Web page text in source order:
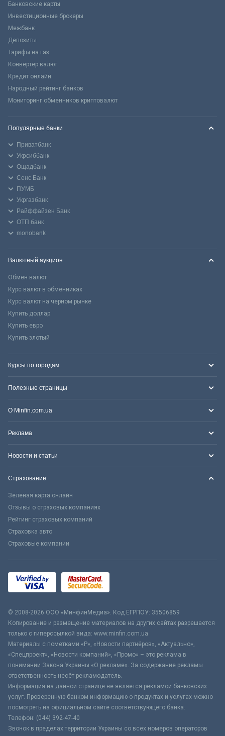
Банковские карты
Инвестиционные брокеры
Межбанк
Депозиты
Тарифы на газ
Конвертер валют
Кредит онлайн
Народный рейтинг банков
Мониторинг обменников криптовалют
Популярные банки
Приватбанк
Укрсиббанк
Ощадбанк
Сенс Банк
ПУМБ
Укргазбанк
Райффайзен Банк
ОТП банк
monobank
Валютный аукцион
Обмен валют
Курс валют в обменниках
Курс валют на черном рынке
Купить доллар
Купить евро
Купить злотый
Курсы по городам
Полезные страницы
О Minfin.com.ua
Реклама
Новости и статьи
Страхование
Зеленая карта онлайн
Отзывы о страховых компаниях
Рейтинг страховых компаний
Страховка авто
Страховые компании
© 2008-2026 ООО «МинфинМедиа». Код ЕГРПОУ: 35506859
Копирование и размещение материалов на других сайтах разрешается
только с гиперссылкой вида: www.minfin.com.ua
Материалы с пометками «Р», «Новости партнёров», «Актуально»,
«Спецпроект», «Новости компаний», «Промо» – это реклама в
понимании Закона Украины «О рекламе». За содержание рекламы
ответственность несёт рекламодатель.
Информация на данной странице не является рекламой банковских
услуг. Проверенную банком информацию о продуктах и услугах можно
посмотреть на официальном сайте соответствующего банка.
Телефон: (044) 392-47-40
Звонок в пределах территории Украины со всех номеров операторов